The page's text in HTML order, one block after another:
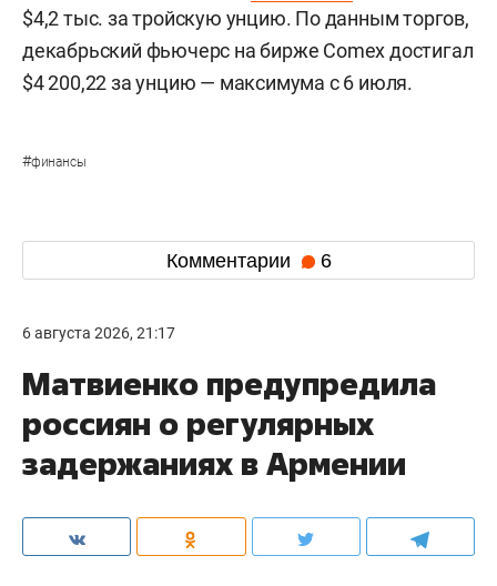
$4,2 тыс. за тройскую унцию. По данным торгов,
декабрьский фьючерс на бирже Comex достигал
$4 200,22 за унцию — максимума с 6 июля.
#финансы
Комментарии 6
6 августа 2026, 21:17
Матвиенко предупредила
россиян о регулярных
задержаниях в Армении